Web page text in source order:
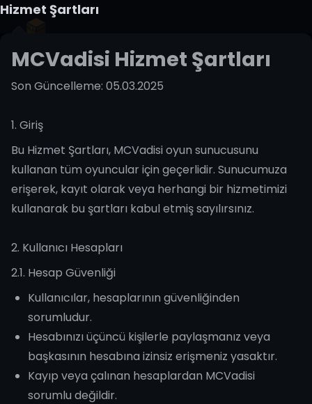
Hizmet Şartları
MCVadisi Hizmet Şartları
Son Güncelleme: 05.03.2025
1. Giriş
Bu Hizmet Şartları, MCVadisi oyun sunucusunu
kullanan tüm oyuncular için geçerlidir. Sunucumuza
erişerek, kayıt olarak veya herhangi bir hizmetimizi
kullanarak bu şartları kabul etmiş sayılırsınız.
2. Kullanıcı Hesapları
2.1. Hesap Güvenliği
Kullanıcılar, hesaplarının güvenliğinden
sorumludur.
Hesabınızı üçüncü kişilerle paylaşmanız veya
başkasının hesabına izinsiz erişmeniz yasaktır.
Kayıp veya çalınan hesaplardan MCVadisi
sorumlu değildir.